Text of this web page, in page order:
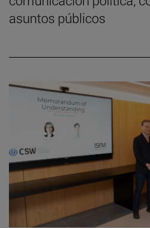
asuntos públicos